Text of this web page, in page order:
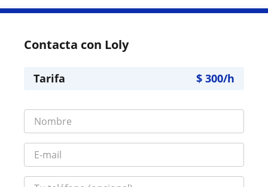
Contacta con Loly
Tarifa $ 300/h